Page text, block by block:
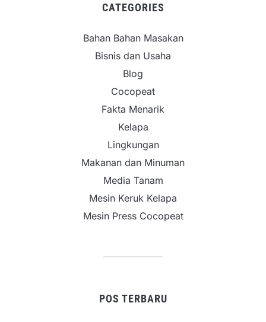
CATEGORIES
Bahan Bahan Masakan
Bisnis dan Usaha
Blog
Cocopeat
Fakta Menarik
Kelapa
Lingkungan
Makanan dan Minuman
Media Tanam
Mesin Keruk Kelapa
Mesin Press Cocopeat
POS TERBARU